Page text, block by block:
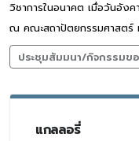
วิชาการในอนาคต เมื่อวันอัง
ณ คณะสถาปัตยกรรมศาสตร์
ประชุมสัมมนา/กิจกรรมข
แกลลอรี่